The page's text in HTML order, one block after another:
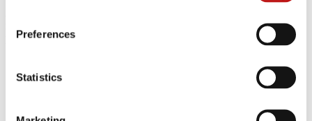
Preferences
Statistics
recommandons de prendre connaissance des conditions du
programme.
Validation : Net30